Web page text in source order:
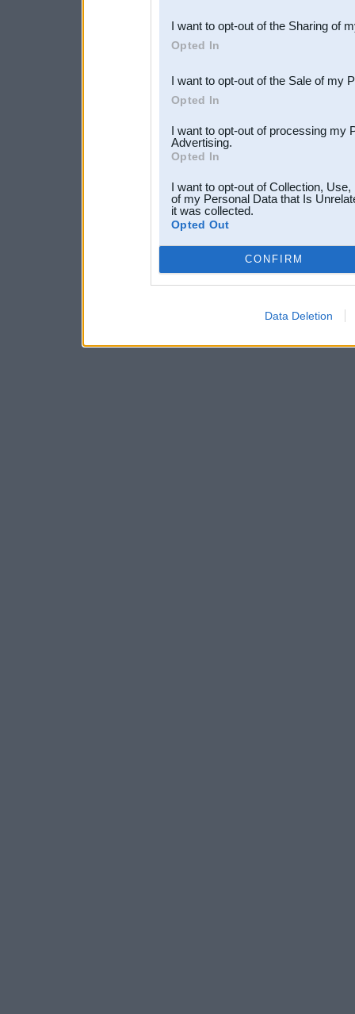
Downstream Participants
third parties.
I want to opt-out of the Sharing of
Opted In
I want to opt-out of the Sale of my
Opted In
I want to opt-out of processing my
Advertising.
Opted In
I want to opt-out of Collection,
of my Personal Data that Is
it was collected.
Opted Out
CONFIRM
Data Deletion